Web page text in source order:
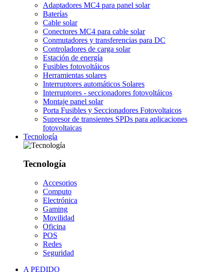
Adaptadores MC4 para panel solar
Baterías
Cable solar
Conectores MC4 para cable solar
Conmutadores y transferencias para DC
Controladores de carga solar
Estación de energía
Fusibles fotovoltáicos
Herramientas solares
Interruptores automáticos Solares
Interruptores - seccionadores fotovoltáicos
Montaje panel solar
Porta Fusibles y Seccionadores Fotovoltaicos
Supresor de transientes SPDs para aplicaciones
fotovoltaicas
Tecnología
Tecnología
Accesorios
Computo
Electrónica
Gaming
Movilidad
Oficina
POS
Redes
Seguridad
A PEDIDO